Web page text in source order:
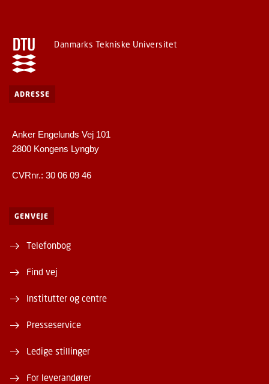
Danmarks Tekniske Universitet
ADRESSE
Anker Engelunds Vej 101
2800 Kongens Lyngby
CVRnr.: 30 06 09 46
GENVEJE
Telefonbog
Find vej
Institutter og centre
Presseservice
Ledige stillinger
For leverandører